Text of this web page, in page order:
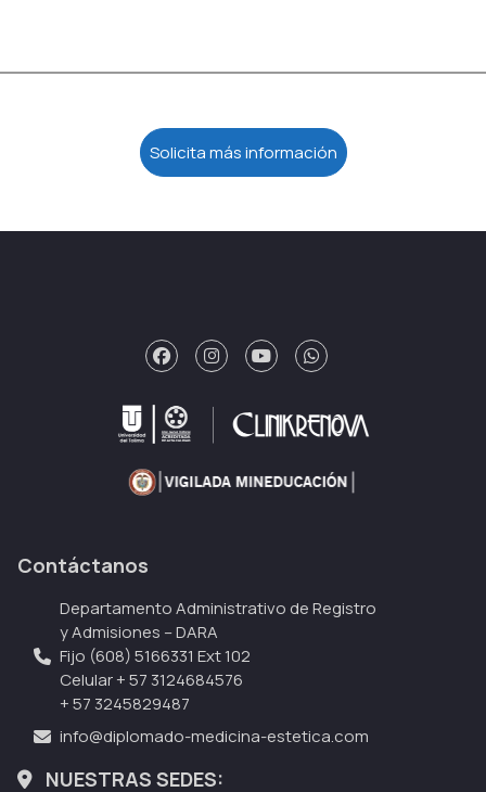
Solicita más información
Contáctanos
Departamento Administrativo de Registro
y Admisiones – DARA
Fijo (608) 5166331 Ext 102
Celular + 57 3124684576
+ 57 3245829487
info@diplomado-medicina-estetica.com
NUESTRAS SEDES: